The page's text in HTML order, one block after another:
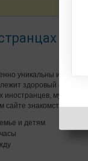
-
уникальны и
здоровый образ
иностранцев, мужчины
знакомств.
и детям